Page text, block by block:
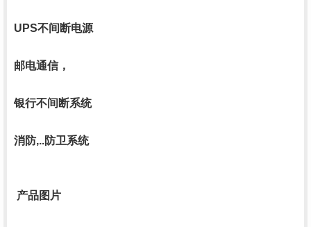
UPS不间断电源
邮电通信，
银行不间断系统
消防,..防卫系统
产品图片